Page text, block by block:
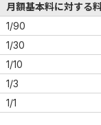
月額基本料に対する
1/90
1/30
1/10
1/3
1/1